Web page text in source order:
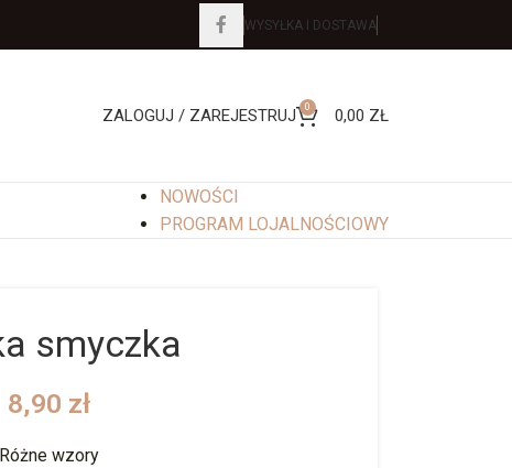
WYSYŁKA I DOSTAWA
ZALOGUJ / ZAREJESTRUJ 0 0,00 ZŁ
NOWOŚCI
PROGRAM LOJALNOŚCIOWY
smyczka
8,90 zł
Różne wzory